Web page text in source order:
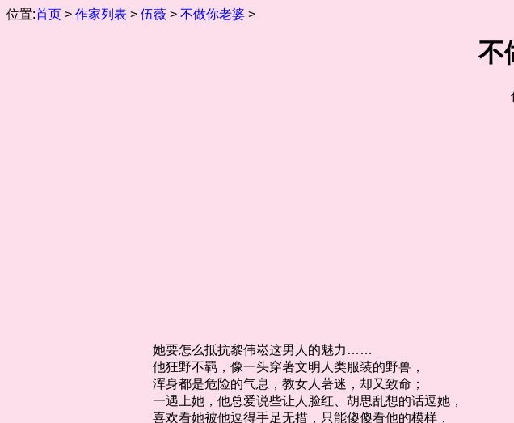
位置:首页 > 作家列表 > 伍薇 > 不做你老婆 >
不
她要怎么抵抗黎伟崧这男人的魅力……
他狂野不羁，像一头穿著文明人类服装的野兽，
浑身都是危险的气息，教女人著迷，却又致命；
一遇上她，他总爱说些让人脸红、胡思乱想的话逗她，
喜欢看她被他逗得手足无措，只能傻傻看他的模样，